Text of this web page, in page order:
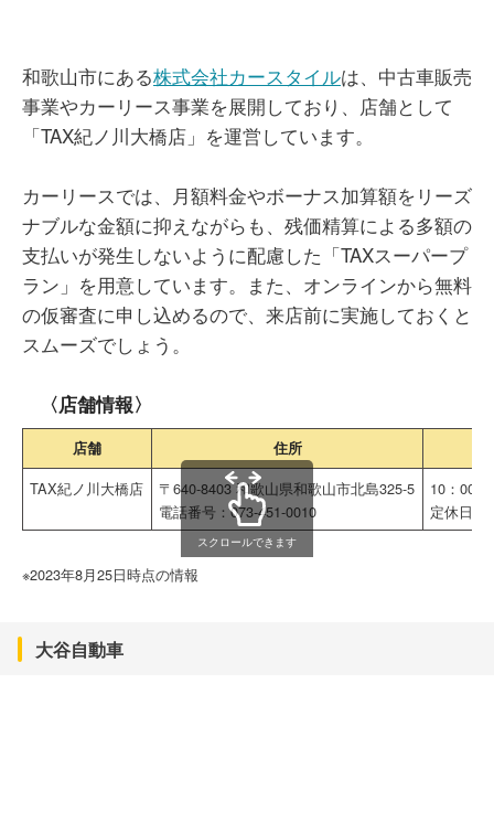
和歌山市にある株式会社カースタイルは、中古車販売
事業やカーリース事業を展開しており、店舗として
「TAX紀ノ川大橋店」を運営しています。
カーリースでは、月額料金やボーナス加算額をリーズ
ナブルな金額に抑えながらも、残価精算による多額の
支払いが発生しないように配慮した「TAXスーパープ
ラン」を用意しています。また、オンラインから無料
の仮審査に申し込めるので、来店前に実施しておくと
スムーズでしょう。
〈店舗情報〉
店舗 住所
TAX紀ノ川大橋店
〒640-8403 和歌山県和歌山市北島325-5
電話番号：073-451-0010
10：00
定休日：
スクロールできます
※2023年8月25日時点の情報
大谷自動車